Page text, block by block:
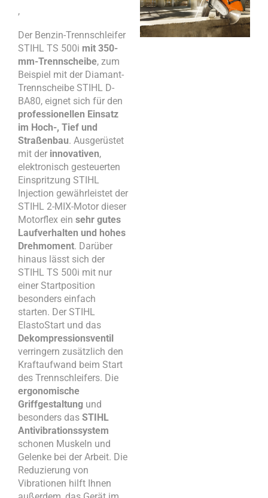
,
Der Benzin-Trennschleifer
STIHL TS 500i mit 350-
mm-Trennscheibe, zum
Beispiel mit der Diamant-
Trennscheibe STIHL D-
BA80, eignet sich für den
professionellen Einsatz
im Hoch-, Tief und
Straßenbau. Ausgerüstet
mit der innovativen,
elektronisch gesteuerten
Einspritzung STIHL
Injection gewährleistet der
STIHL 2-MIX-Motor dieser
Motorflex ein sehr gutes
Laufverhalten und hohes
Drehmoment. Darüber
hinaus lässt sich der
STIHL TS 500i mit nur
einer Startposition
besonders einfach
starten. Der STIHL
ElastoStart und das
Dekompressionsventil
verringern zusätzlich den
Kraftaufwand beim Start
des Trennschleifers. Die
ergonomische
Griffgestaltung und
besonders das STIHL
Antivibrationssystem
schonen Muskeln und
Gelenke bei der Arbeit. Die
Reduzierung von
Vibrationen hilft Ihnen